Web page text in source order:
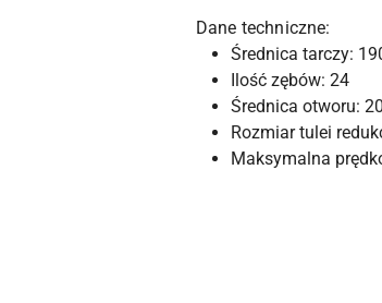
Dane techniczne:
Średnica tarczy:
Ilość zębów: 24
Średnica otworu:
Rozmiar tulei
Maksymalna